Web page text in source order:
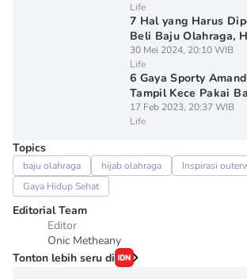
Life
7 Hal yang Harus
Beli Baju Olahraga,
30 Mei 2024, 20:10 WIB
Life
6 Gaya Sporty
Tampil Kece Pakai
17 Feb 2023, 20:37 WIB
Life
Topics
baju olahraga hijab olahraga
Inspirasi
Gaya Hidup Sehat
Editorial Team
Editor
Onic Metheany
Tonton lebih seru di